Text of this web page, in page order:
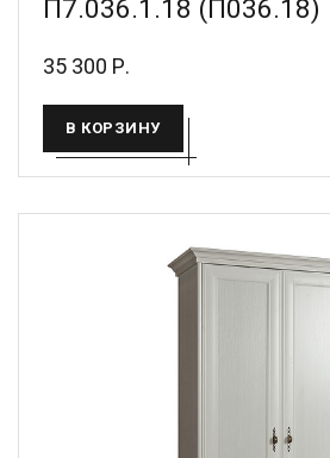
П7.036.1.18 (П036.18)
35 300 Р.
В КОРЗИНУ